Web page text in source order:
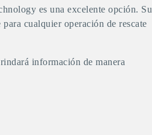
es una excelente opción. Su
cualquier operación de rescate
información de manera